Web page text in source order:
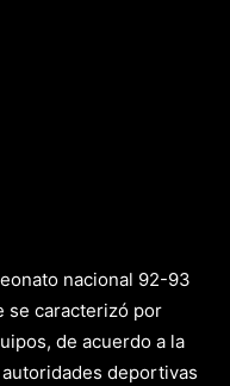
nacional 92-93
se caracterizó por
de acuerdo a la
deportivas